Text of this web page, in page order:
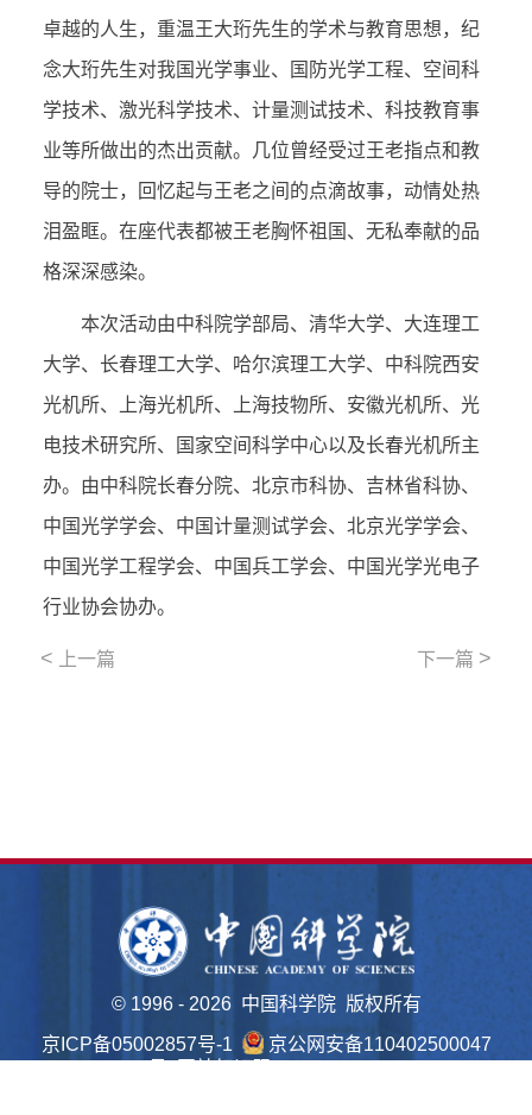
卓越的人生，重温王大珩先生的学术与教育思想，纪
念大珩先生对我国光学事业、国防光学工程、空间科
学技术、激光科学技术、计量测试技术、科技教育事
业等所做出的杰出贡献。几位曾经受过王老指点和教
导的院士，回忆起与王老之间的点滴故事，动情处热
泪盈眶。在座代表都被王老胸怀祖国、无私奉献的品
格深深感染。
本次活动由中科院学部局、清华大学、大连理工
大学、长春理工大学、哈尔滨理工大学、中科院西安
光机所、上海光机所、上海技物所、安徽光机所、光
电技术研究所、国家空间科学中心以及长春光机所主
办。由中科院长春分院、北京市科协、吉林省科协、
中国光学学会、中国计量测试学会、北京光学学会、
中国光学工程学会、中国兵工学会、中国光学光电子
行业协会协办。
< 上一篇 下一篇 >
© 1996 - 2026 中国科学院 版权所有
京ICP备05002857号-1
京公网安备110402500047